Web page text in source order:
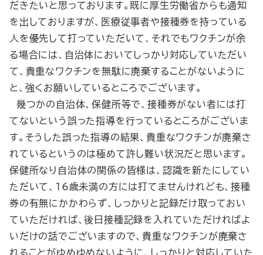
だきたいと思っております。既に厚生労働省からも通知
を出しておりますが、医療従事者や接種券を持っている
人を優先して打っていただいて、それでもワクチンが余
る場合には、自治体においてしっかり対応していただい
て、貴重なワクチンを無駄に廃棄することがないように
と、強くお願いしているところでございます。
幾つかの自治体、保健所等で、接種券がない者には打
てないという誤った指導を行っているところがございま
す。そうした誤った指導の結果、貴重なワクチンが廃棄さ
れているというのは極めて許し難い状況だと思います。
保健所なり自治体の関係の皆様は、認識を新たにしてい
ただいて、16歳未満の方には打てませんけれども、接種
券の有無にかかわらず、しっかりと記録だけ取っておい
ていただければ、後日接種記録を入れていただければよ
いだけの話でございますので、貴重なワクチンが廃棄さ
れることがゆめゆめないように、しっかりと対応していた